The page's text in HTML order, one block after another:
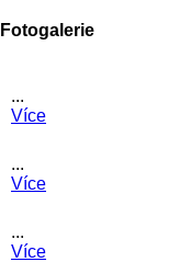
Fotogalerie
...
Více
...
Více
...
Více